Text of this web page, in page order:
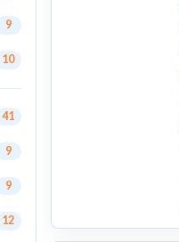
9
10
41
9
9
12